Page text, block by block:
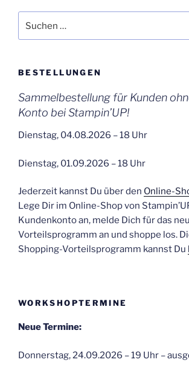
nach:
BESTELLUNGEN
Sammelbestellung für Kunden
Konto bei Stampin’UP!
Dienstag, 04.08.2026 – 18 Uhr
Dienstag, 01.09.2026 – 18 Uhr
Jederzeit kannst Du über den Online-
Lege Dir im Online-Shop von
Kundenkonto an, melde Dich für das
Vorteilsprogramm an und shoppe los.
Shopping-Vorteilsprogramm kannst Du
WORKSHOPTERMINE
Neue Termine:
Donnerstag, 24.09.2026 – 19 Uhr –